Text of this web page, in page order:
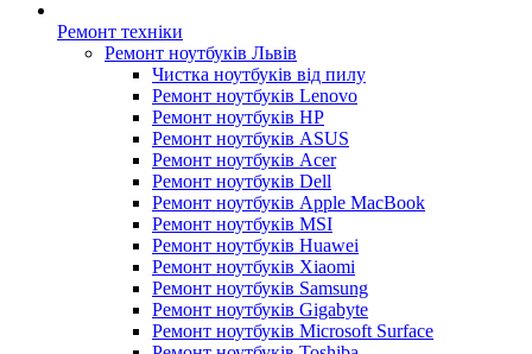
Ремонт техніки
Ремонт ноутбуків Львів
Чистка ноутбуків від пилу
Ремонт ноутбуків Lenovo
Ремонт ноутбуків HP
Ремонт ноутбуків ASUS
Ремонт ноутбуків Acer
Ремонт ноутбуків Dell
Ремонт ноутбуків Apple MacBook
Ремонт ноутбуків MSI
Ремонт ноутбуків Huawei
Ремонт ноутбуків Xiaomi
Ремонт ноутбуків Samsung
Ремонт ноутбуків Gigabyte
Ремонт ноутбуків Microsoft Surface